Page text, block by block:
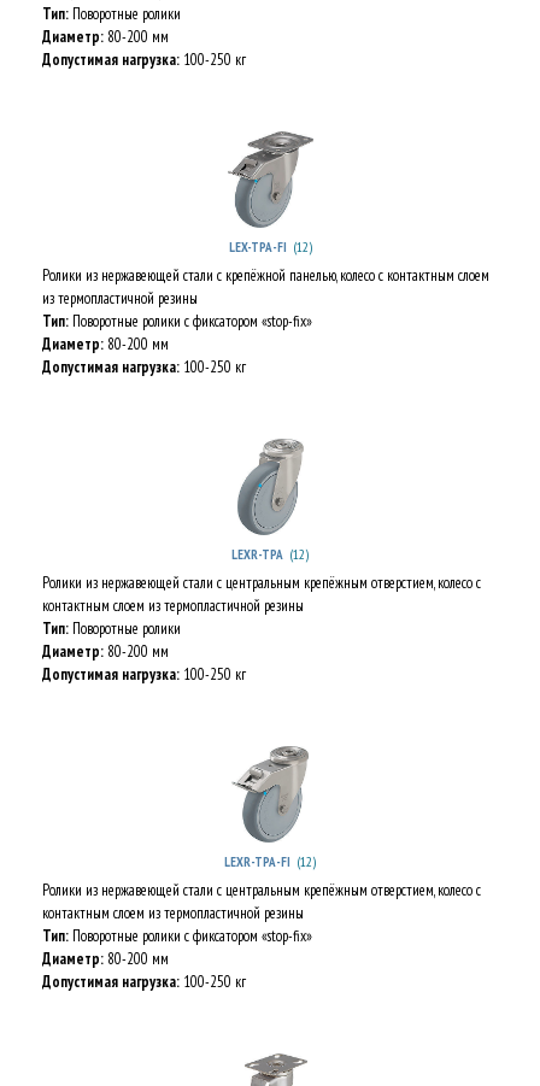
Тип: Поворотные ролики
Диаметр: 80-200 мм
Допустимая нагрузка: 100-250 кг
LEX-TPA-FI (12)
Ролики из нержавеющей стали с крепёжной панелью, колесо с контактным слоем
из термопластичной резины
Тип: Поворотные ролики с фиксатором «stop-fix»
Диаметр: 80-200 мм
Допустимая нагрузка: 100-250 кг
LEXR-TPA (12)
Ролики из нержавеющей стали с центральным крепёжным отверстием, колесо с
контактным слоем из термопластичной резины
Тип: Поворотные ролики
Диаметр: 80-200 мм
Допустимая нагрузка: 100-250 кг
LEXR-TPA-FI (12)
Ролики из нержавеющей стали с центральным крепёжным отверстием, колесо с
контактным слоем из термопластичной резины
Тип: Поворотные ролики с фиксатором «stop-fix»
Диаметр: 80-200 мм
Допустимая нагрузка: 100-250 кг